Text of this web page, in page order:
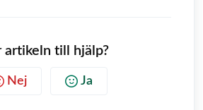
artikeln till hjälp?
Nej Ja